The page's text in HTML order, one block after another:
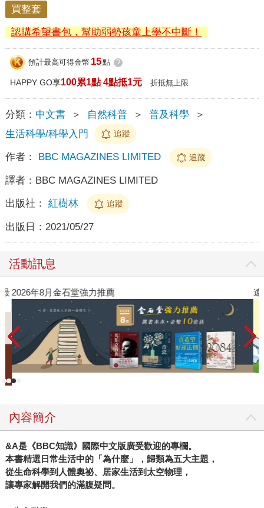
買整套
認購希望書包，幫助弱勢孩童上學不中斷！
預計最高可得金幣 15點 ?
HAPPY GO享100累1點 4點抵1元 折抵無上限
分類： 中文書 ＞ 自然科普 ＞ 普及科學
＞
生活科學/科學入門
追蹤
作者： BBC MAGAZINES LIMITED 追蹤
譯者： BBC MAGAZINES LIMITED
出版社： 紅樹林 追蹤
出版日： 2021/05/27
活動訊息
2026年8月金石堂強力推薦 遠
內容簡介
&A是《BBC知識》國際中文版廣受歡迎的專欄。
本書精選日常生活中的「為什麼」，歸類為五大主題，
從生命科學到人體奧祕、居家生活到太空物理，
讓專家解開我們的滿腹疑問。